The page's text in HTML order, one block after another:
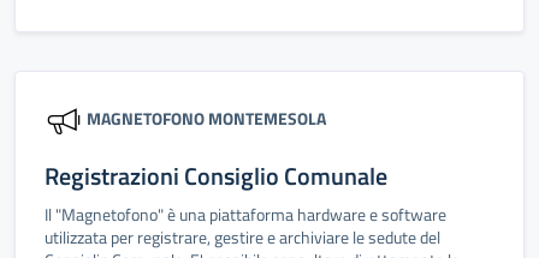
MAGNETOFONO MONTEMESOLA
Registrazioni Consiglio Comunale
Il "Magnetofono" è una piattaforma hardware e software
utilizzata per registrare, gestire e archiviare le sedute del